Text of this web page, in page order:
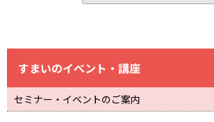
すまいのイベント・講座
セミナー・イベントのご案内